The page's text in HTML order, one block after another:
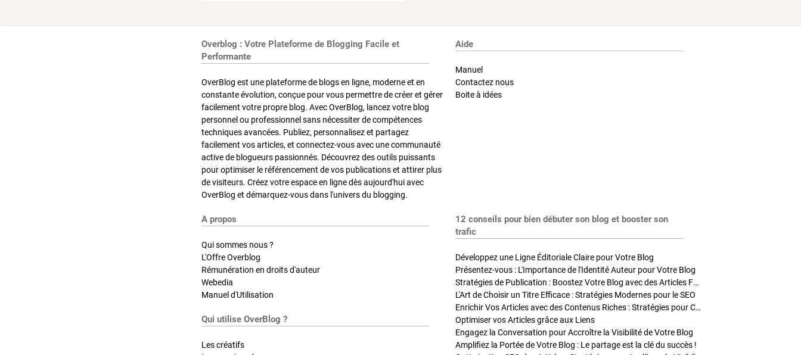
Overblog : Votre Plateforme de Blogging Facile et
Performante
OverBlog est une plateforme de blogs en ligne, moderne et en
constante évolution, conçue pour vous permettre de créer et gérer
facilement votre propre blog. Avec OverBlog, lancez votre blog
personnel ou professionnel sans nécessiter de compétences
techniques avancées. Publiez, personnalisez et partagez
facilement vos articles, et connectez-vous avec une communauté
active de blogueurs passionnés. Découvrez des outils puissants
pour optimiser le référencement de vos publications et attirer plus
de visiteurs. Créez votre espace en ligne dès aujourd'hui avec
OverBlog et démarquez-vous dans l'univers du blogging.
Aide
Manuel
Contactez nous
Boite à idées
A propos
Qui sommes nous ?
L'Offre Overblog
Rémunération en droits d'auteur
Webedia
Manuel d'Utilisation
Qui utilise OverBlog ?
Les créatifs
12 conseils pour bien débuter son blog et booster son
trafic
Développez une Ligne Éditoriale Claire pour Votre Blog
Présentez-vous : L'Importance de l'Identité Auteur pour Votre Blog
Stratégies de Publication : Boostez Votre Blog avec des Articles Fréquents et Exclusifs
L'Art de Choisir un Titre Efficace : Stratégies Modernes pour le SEO
Enrichir Vos Articles avec des Contenus Riches : Stratégies pour Captiver et Optimiser
Optimiser vos Articles grâce aux Liens
Engagez la Conversation pour Accroître la Visibilité de Votre Blog
Amplifiez la Portée de Votre Blog : Le partage est la clé du succès !